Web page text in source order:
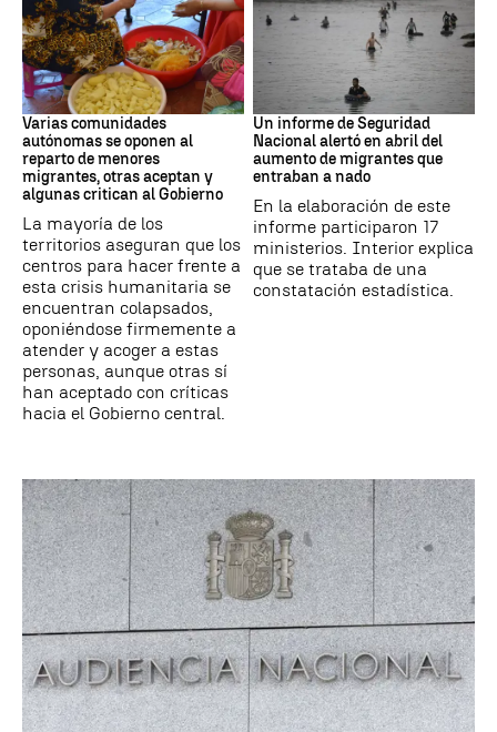
Crisis Migratoria
Varias comunidades
autónomas se oponen al
reparto de menores
migrantes, otras aceptan y
algunas critican al Gobierno
La mayoría de los
territorios aseguran que los
centros para hacer frente a
esta crisis humanitaria se
encuentran colapsados,
oponiéndose firmemente a
atender y acoger a estas
personas, aunque otras sí
han aceptado con críticas
hacia el Gobierno central.
Ceuta
Un informe de Seguridad
Nacional alertó en abril del
aumento de migrantes que
entraban a nado
En la elaboración de este
informe participaron 17
ministerios. Interior explica
que se trataba de una
constatación estadística.